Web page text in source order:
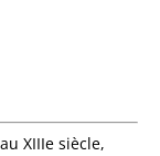
XIIIe siècle,